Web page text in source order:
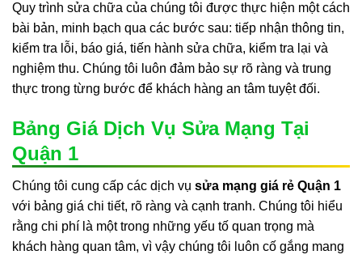
Quy trình sửa chữa của chúng tôi được thực hiện một cách
bài bản, minh bạch qua các bước sau: tiếp nhận thông tin,
kiểm tra lỗi, báo giá, tiến hành sửa chữa, kiểm tra lại và
nghiệm thu. Chúng tôi luôn đảm bảo sự rõ ràng và trung
thực trong từng bước để khách hàng an tâm tuyệt đối.
Bảng Giá Dịch Vụ Sửa Mạng Tại
Quận 1
Chúng tôi cung cấp các dịch vụ sửa mạng giá rẻ Quận 1
với bảng giá chi tiết, rõ ràng và cạnh tranh. Chúng tôi hiểu
rằng chi phí là một trong những yếu tố quan trọng mà
khách hàng quan tâm, vì vậy chúng tôi luôn cố gắng mang